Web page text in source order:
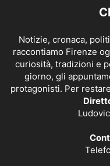
Notizie, cronaca,
raccontiamo Firenze
curiosità, tradizioni e
giorno, gli
protagonisti. Per